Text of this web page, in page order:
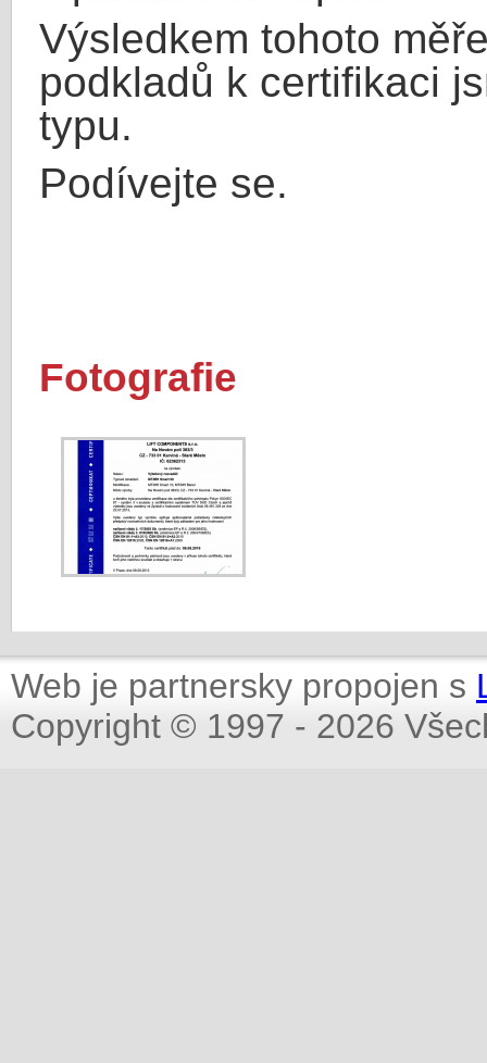
Výsledkem tohoto
podkladů k certifikaci
typu.
Podívejte se.
Fotografie
Web je partnersky propojen s
Copyright © 1997 - 2026